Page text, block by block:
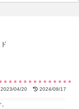
2023/04/20 2024/08/17